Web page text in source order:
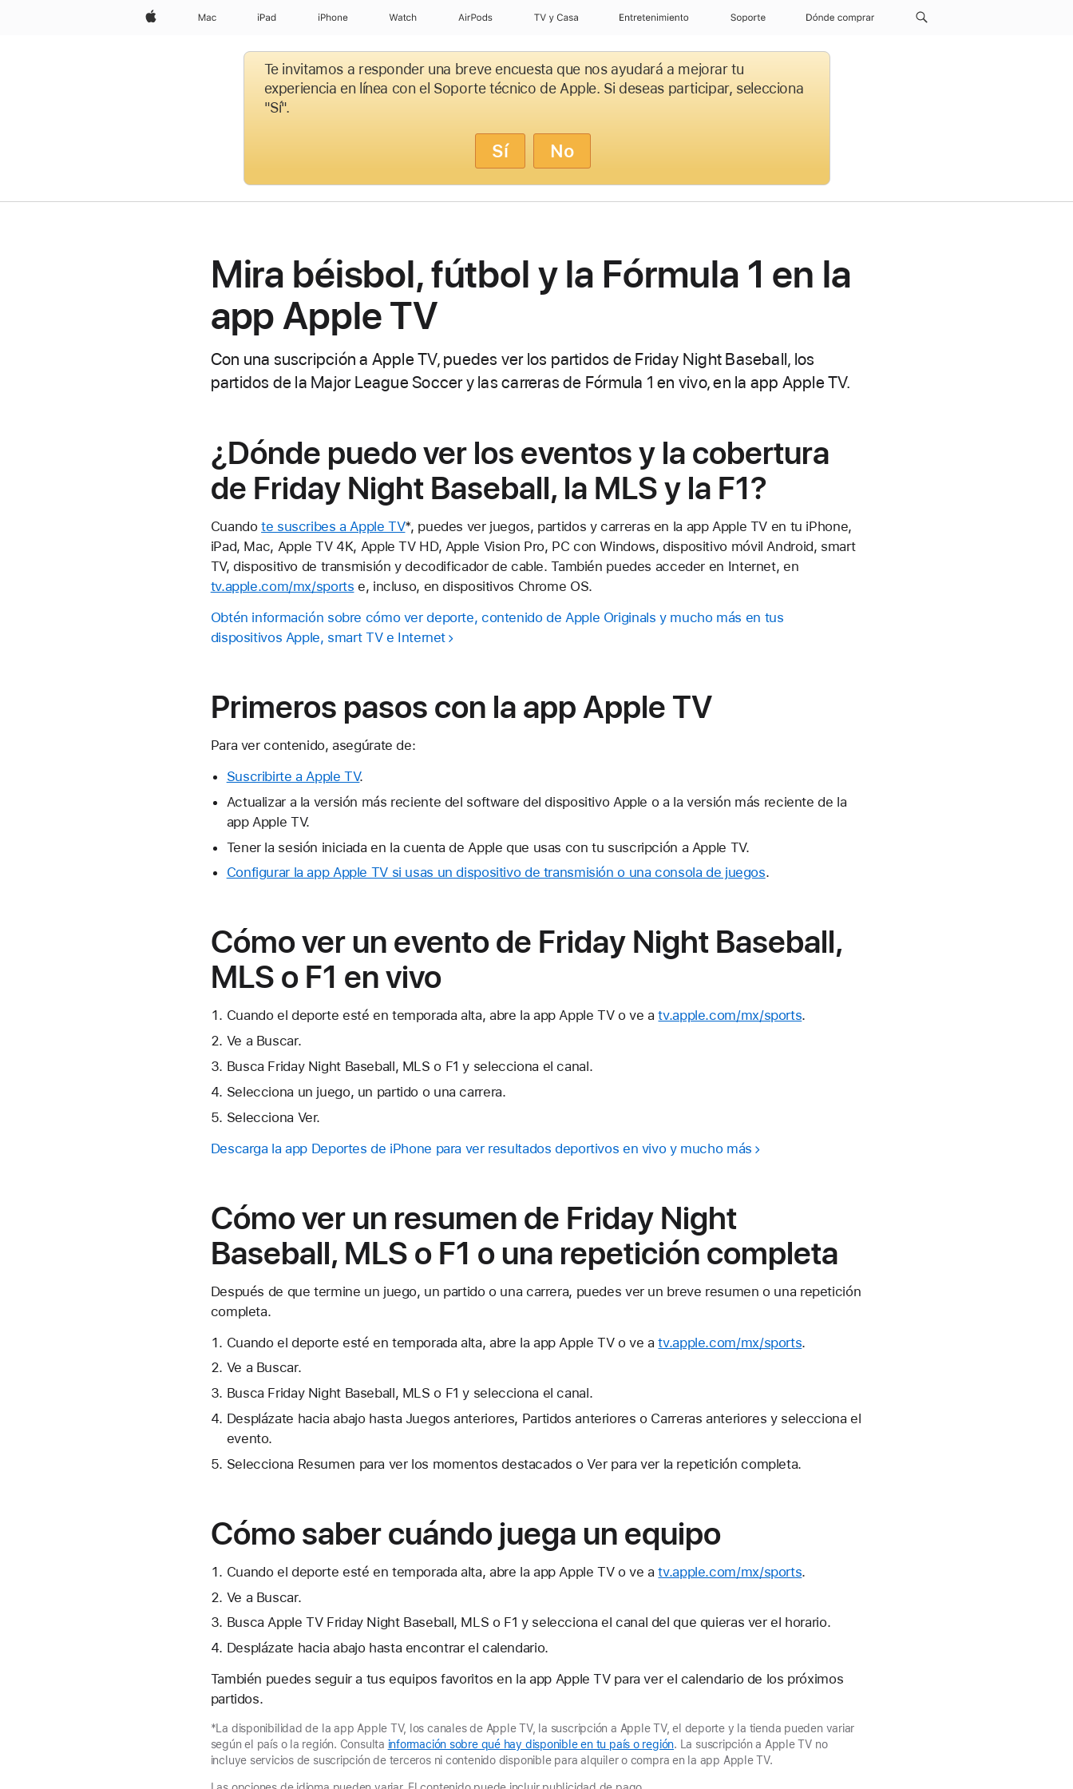
Apple Mac iPad iPhone Watch AirPods TV y Casa Entretenimiento Soporte Dónde comprar
Te invitamos a responder una breve encuesta que nos ayudará a mejorar tu
experiencia en línea con el Soporte técnico de Apple. Si deseas participar, selecciona
"Sí".
Sí No
Mira béisbol, fútbol y la Fórmula 1 en la
app Apple TV
Con una suscripción a Apple TV, puedes ver los partidos de Friday Night Baseball, los
partidos de la Major League Soccer y las carreras de Fórmula 1 en vivo, en la app Apple TV.
¿Dónde puedo ver los eventos y la cobertura
de Friday Night Baseball, la MLS y la F1?
Cuandote suscribes a Apple TV*, puedes ver juegos, partidos y carreras en la app Apple TV en tu iPhone,
iPad, Mac, Apple TV 4K, Apple TV HD, Apple Vision Pro, PC con Windows, dispositivo móvil Android, smart
TV, dispositivo de transmisión y decodificador de cable. También puedes acceder en Internet, en
tv.apple.com/mx/sports e, incluso, en dispositivos Chrome OS.
Obtén información sobre cómo ver deporte, contenido de Apple Originals y mucho más en tus
dispositivos Apple, smart TV e Internet
Primeros pasos con la app Apple TV
Para ver contenido, asegúrate de:
Suscribirte a Apple TV.
Actualizar a la versión más reciente del software del dispositivo Apple o a la versión más reciente de la
app Apple TV.
Tener la sesión iniciada en la cuenta de Apple que usas con tu suscripción a Apple TV.
Configurar la app Apple TV si usas un dispositivo de transmisión o una consola de juegos.
Cómo ver un evento de Friday Night Baseball,
MLS o F1 en vivo
Cuando el deporte esté en temporada alta, abre la app Apple TV o ve atv.apple.com/mx/sports.
Ve a Buscar.
Busca Friday Night Baseball, MLS o F1 y selecciona el canal.
Selecciona un juego, un partido o una carrera.
Selecciona Ver.
Descarga la app Deportes de iPhone para ver resultados deportivos en vivo y mucho más
Cómo ver un resumen de Friday Night
Baseball, MLS o F1 o una repetición completa
Después de que termine un juego, un partido o una carrera, puedes ver un breve resumen o una repetición
completa.
Cuando el deporte esté en temporada alta, abre la app Apple TV o ve atv.apple.com/mx/sports.
Ve a Buscar.
Busca Friday Night Baseball, MLS o F1 y selecciona el canal.
Desplázate hacia abajo hasta Juegos anteriores, Partidos anteriores o Carreras anteriores y selecciona el
evento.
Selecciona Resumen para ver los momentos destacados o Ver para ver la repetición completa.
Cómo saber cuándo juega un equipo
Cuando el deporte esté en temporada alta, abre la app Apple TV o ve atv.apple.com/mx/sports.
Ve a Buscar.
Busca Apple TV Friday Night Baseball, MLS o F1 y selecciona el canal del que quieras ver el horario.
Desplázate hacia abajo hasta encontrar el calendario.
También puedes seguir a tus equipos favoritos en la app Apple TV para ver el calendario de los próximos
partidos.
*La disponibilidad de la app Apple TV, los canales de Apple TV, la suscripción a Apple TV, el deporte y la tienda pueden variar
según el país o la región. Consulta información sobre qué hay disponible en tu país o región. La suscripción a Apple TV no
incluye servicios de suscripción de terceros ni contenido disponible para alquiler o compra en la app Apple TV.